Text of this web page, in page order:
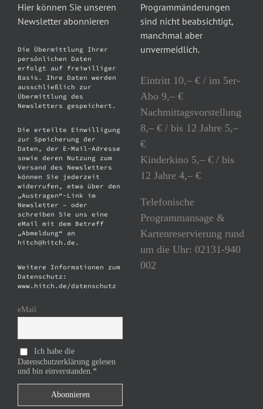
Hier können Sie unseren
Newsletter abonnieren
Die Übermittlung Ihrer
persönlichen Daten
erfolgt auf freiwilliger
Basis. Ihre Daten werden
ausschließlich zur
Übermittlung des
Newsletters gespeichert.
Die erteilte Einwilligung
zur Speicherung der
Daten, der E-Mail-Adresse
sowie deren Nutzung zum
Versand des Newsletters
können Sie jederzeit
widerrufen, etwa über den
„Austragen“-Link im
Newsletter – oder
schreiben Sie uns eine
eMail mit dem Betreff
„Abmeldung“ an
hitch@hitch.de.
Weitere Informationen zum
Datenschutz:
www.hitch.de/datenschutz
eMail
Ich habe die
Datenschutzerklärung gelesen
und bin einverstanden.*
Programmänderungen
sind nicht beabsichtigt,
manchmal aber
unvermeidlich.
Eintritt 10,– € / im 5er-
Abo 9,– €
Nachmittagsvorstellung
8,– € / bis 12 Jahre 5,–
€
Kinderkino 5,– € / bis
12 Jahre 4,– €
Telefonische
Programmansage &
Kartenreservierung rund
um die Uhr: 02131-940
002